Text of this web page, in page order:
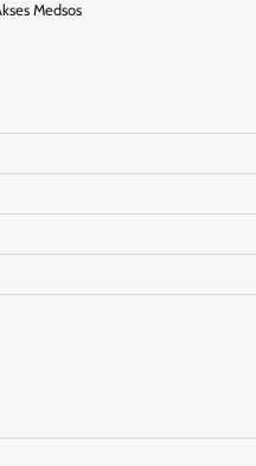
Medsos